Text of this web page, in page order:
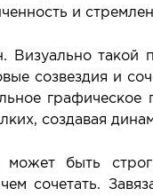
и
такой
созвездия и
создавая
может быть
сочетать.